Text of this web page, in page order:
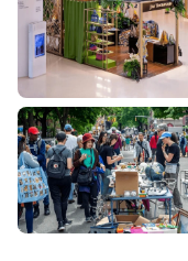
ポップアップ